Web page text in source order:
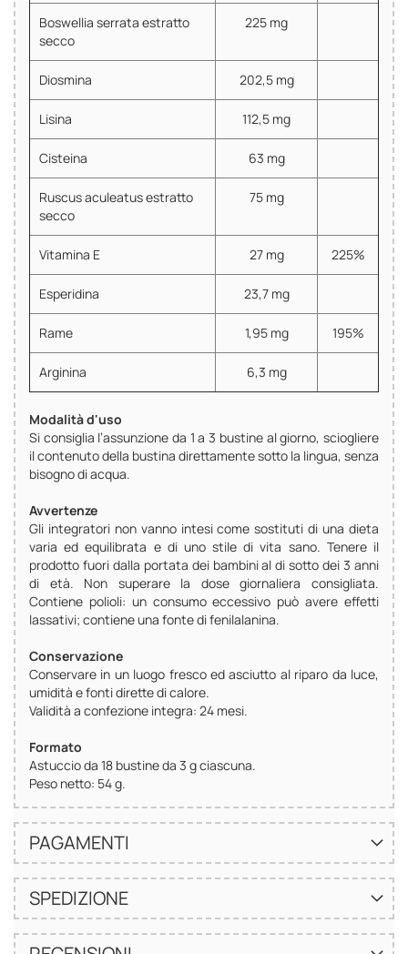
Boswellia serrata estratto
secco
225 mg
Diosmina 202,5 mg
Lisina 112,5 mg
Cisteina 63 mg
Ruscus aculeatus estratto
secco
75 mg
Vitamina E 27 mg 225%
Esperidina 23,7 mg
Rame 1,95 mg 195%
Arginina 6,3 mg
Modalità d'uso
Si consiglia l’assunzione da 1 a 3 bustine al giorno, sciogliere
il contenuto della bustina direttamente sotto la lingua, senza
bisogno di acqua.
Avvertenze
Gli integratori non vanno intesi come sostituti di una dieta
varia ed equilibrata e di uno stile di vita sano. Tenere il
prodotto fuori dalla portata dei bambini al di sotto dei 3 anni
di età. Non superare la dose giornaliera consigliata.
Contiene polioli: un consumo eccessivo può avere effetti
lassativi; contiene una fonte di fenilalanina.
Conservazione
Conservare in un luogo fresco ed asciutto al riparo da luce,
umidità e fonti dirette di calore.
Validità a confezione integra: 24 mesi.
Formato
Astuccio da 18 bustine da 3 g ciascuna.
Peso netto: 54 g.
PAGAMENTI
SPEDIZIONE